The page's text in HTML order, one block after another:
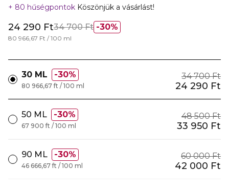
80 hűségpontok Köszönjük a vásárlást!
30%
24 290 Ft34 700 Ft
80 966,67 Ft / 100 ml
30 ML 30% 34 700 Ft
24 290 Ft
80 966,67 ft / 100 ml
50 ML 30% 48 500 Ft
33 950 Ft
67 900 ft / 100 ml
90 ML 30% 60 000 Ft
42 000 Ft
46 666,67 ft / 100 ml